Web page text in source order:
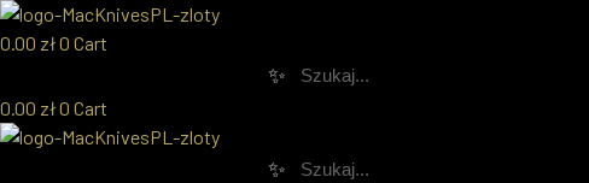
treści
0.00 zł0 Cart
✨
0.00 zł0 Cart
✨